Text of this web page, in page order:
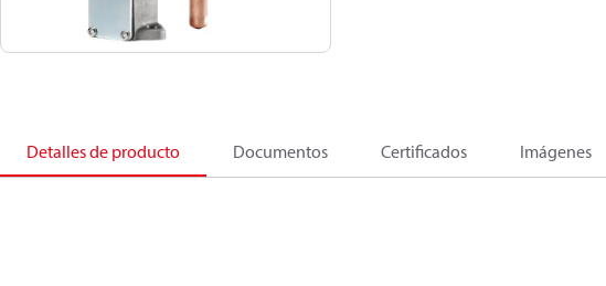
Detalles de producto Documentos Certificados Imágenes